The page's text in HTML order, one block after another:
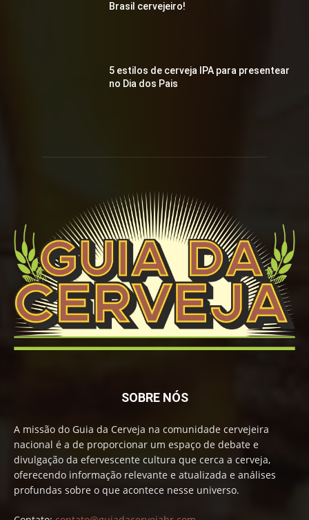
Brasil cervejeiro!
5 estilos de cerveja IPA para presentear
no Dia dos Pais
SOBRE NÓS
A missão do Guia da Cerveja na comunidade cervejeira
nacional é a de proporcionar um espaço de debate e
divulgação da efervescente cultura que cerca a cerveja,
oferecendo informação relevante e atualizada e análises
profundas sobre o que acontece nesse universo.